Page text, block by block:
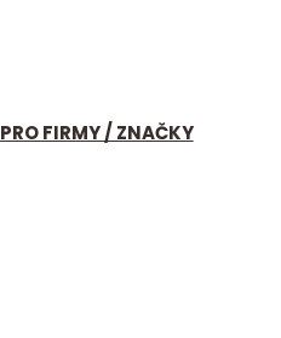
PRO FIRMY / ZNAČKY